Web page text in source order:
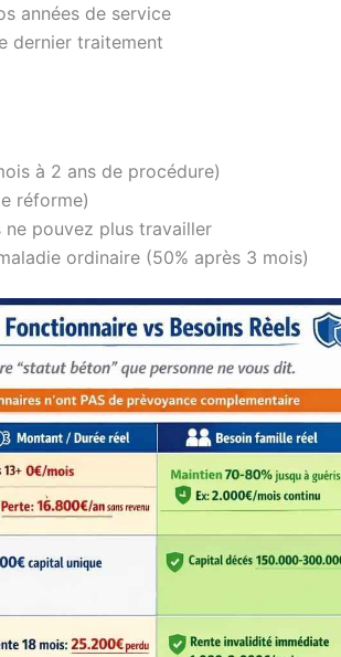
années de service
dernier traitement
à 2 ans de procédure)
réforme)
pouvez plus travailler
ordinaire (50% après 3 mois)